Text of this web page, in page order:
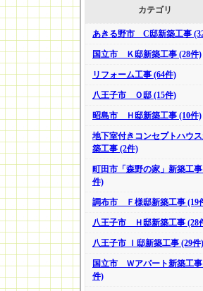
カテゴリ
あきる野市 C邸新築工事
国立市 Ｋ邸新築工事 (28件)
リフォーム工事 (64件)
八王子市 Ｏ邸 (15件)
昭島市 Ｈ邸新築工事 (10件)
地下室付きコンセプトハウ
築工事 (2件)
町田市「森野の家」新築工
件)
調布市 Ｆ様邸新築工事 (19
八王子市 Ｈ邸新築工事 (28
八王子市 Ｉ邸新築工事 (29件)
国立市 Ｗアパート新築工事
件)